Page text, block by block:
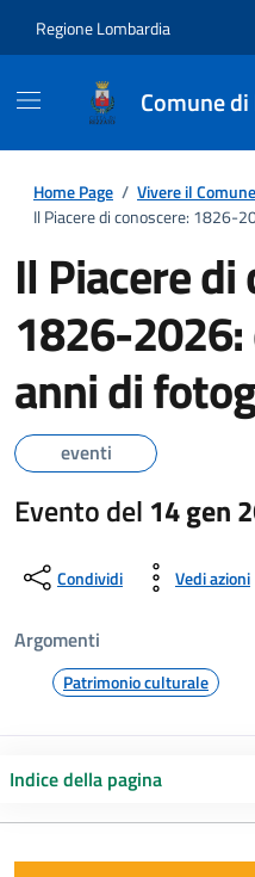
Regione Lombardia
Comune
Home Page / Vivere il Comune
Il Piacere di conoscere: 1826-
Il Piacere di
1826-
anni di
eventi
Evento del 14 gen
Condividi Vedi azioni
Argomenti
Patrimonio culturale
Indice della pagina